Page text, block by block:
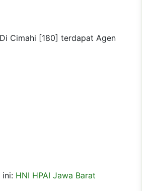
Cimahi [180] terdapat Agen
ini: HNI HPAI Jawa Barat